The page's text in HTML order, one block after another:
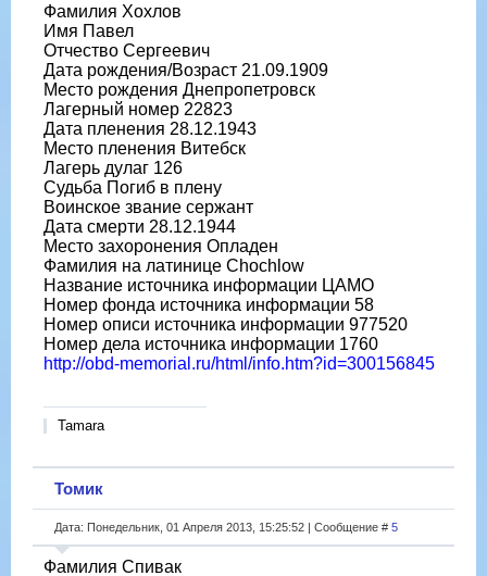
Фамилия Хохлов
Имя Павел
Отчество Сергеевич
Дата рождения/Возраст 21.09.1909
Место рождения Днепропетровск
Лагерный номер 22823
Дата пленения 28.12.1943
Место пленения Витебск
Лагерь дулаг 126
Судьба Погиб в плену
Воинское звание сержант
Дата смерти 28.12.1944
Место захоронения Опладен
Фамилия на латинице Chochlow
Название источника информации ЦАМО
Номер фонда источника информации 58
Номер описи источника информации 977520
Номер дела источника информации 1760
http://obd-memorial.ru/html/info.htm?id=300156845
Tamara
Томик
Дата: Понедельник, 01 Апреля 2013, 15:25:52 | Сообщение # 5
Фамилия Спивак